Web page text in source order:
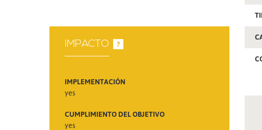
IMPACTO ?
IMPLEMENTACIÓN
yes
CUMPLIMIENTO DEL OBJETIVO
yes